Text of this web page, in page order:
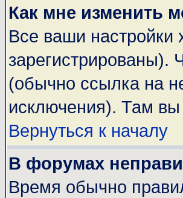
Как мне изменить
Все ваши настройки
зарегистрированы).
(обычно ссылка на
исключения). Там вы
Вернуться к началу
В форумах
Время обычно